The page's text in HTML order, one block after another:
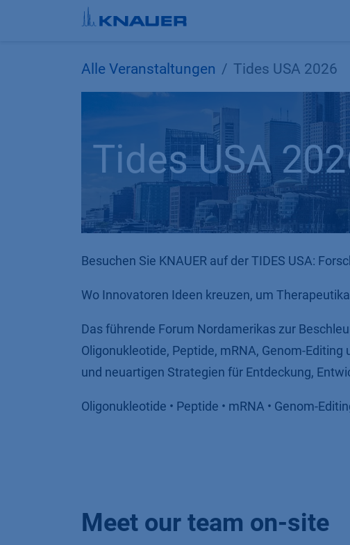
Zum Inhalt springen
Alle Veranstaltungen Tides USA 2026
Tides USA
Besuchen Sie KNAUER auf der TIDES USA:
Wo Innovatoren Ideen kreuzen, um
Das führende Forum Nordamerikas zur
Oligonukleotide, Peptide, mRNA, Genom-
und neuartigen Strategien für Entdeckung,
Oligonukleotide • Peptide • mRNA • Genom-
Meet our team on-site